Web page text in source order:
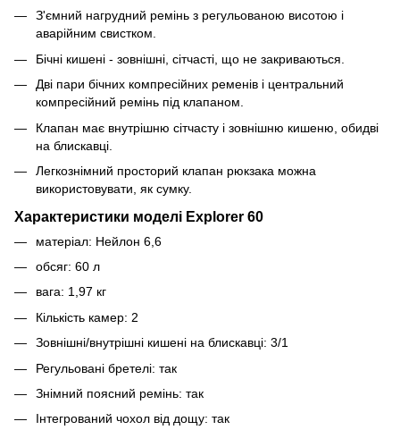
З'ємний нагрудний ремінь з регульованою висотою і
аварійним свистком.
Бічні кишені - зовнішні, сітчасті, що не закриваються.
Дві пари бічних компресійних ременів і центральний
компресійний ремінь під клапаном.
Клапан має внутрішню сітчасту і зовнішню кишеню, обидві
на блискавці.
Легкознімний просторий клапан рюкзака можна
використовувати, як сумку.
Характеристики моделі Explorer 60
матеріал: Нейлон 6,6
обсяг: 60 л
вага: 1,97 кг
Кількість камер: 2
Зовнішні/внутрішні кишені на блискавці: 3/1
Регульовані бретелі: так
Знімний поясний ремінь: так
Інтегрований чохол від дощу: так